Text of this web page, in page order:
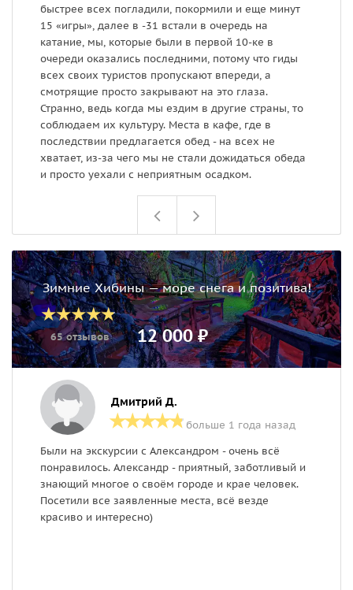
быстрее всех погладили, покормили и еще минут
15 «игры», далее в -31 встали в очередь на
катание, мы, которые были в первой 10-ке в
очереди оказались последними, потому что гиды
всех своих туристов пропускают впереди, а
смотрящие просто закрывают на это глаза.
Странно, ведь когда мы ездим в другие страны, то
соблюдаем их культуру. Места в кафе, где в
последствии предлагается обед - на всех не
хватает, из-за чего мы не стали дожидаться обеда
и просто уехали с неприятным осадком.
Зимние Хибины — море снега и позитива!
65 отзывов 12 000 ₽
Дмитрий Д.
больше 1 года назад
Были на экскурсии с Александром - очень всё
понравилось. Александр - приятный, заботливый и
знающий многое о своём городе и крае человек.
Посетили все заявленные места, всё везде
красиво и интересно)